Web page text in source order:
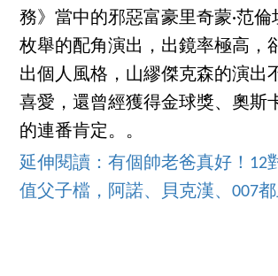
務》當中的邪惡富豪里奇蒙·范倫
枚舉的配角演出，出鏡率極高，
出個人風格，山繆傑克森的演出
喜愛，還曾經獲得金球獎、奧斯
的連番肯定。。
延伸閱讀：有個帥老爸真好！12
值父子檔，阿諾、貝克漢、007